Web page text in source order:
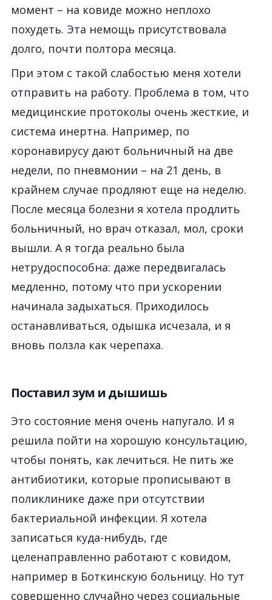
момент – на ковиде можно неплохо
похудеть. Эта немощь присутствовала
долго, почти полтора месяца.
При этом с такой слабостью меня хотели
отправить на работу. Проблема в том, что
медицинские протоколы очень жесткие, и
система инертна. Например, по
коронавирусу дают больничный на две
недели, по пневмонии – на 21 день, в
крайнем случае продляют еще на неделю.
После месяца болезни я хотела продлить
больничный, но врач отказал, мол, сроки
вышли. А я тогда реально была
нетрудоспособна: даже передвигалась
медленно, потому что при ускорении
начинала задыхаться. Приходилось
останавливаться, одышка исчезала, и я
вновь ползла как черепаха.
Поставил зум и дышишь
Это состояние меня очень напугало. И я
решила пойти на хорошую консультацию,
чтобы понять, как лечиться. Не пить же
антибиотики, которые прописывают в
поликлинике даже при отсутствии
бактериальной инфекции. Я хотела
записаться куда-нибудь, где
целенаправленно работают с ковидом,
например в Боткинскую больницу. Но тут
совершенно случайно через социальные